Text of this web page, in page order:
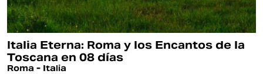
Italia Eterna: Roma y los Encantos de la
Toscana en 08 días
Roma - Italia